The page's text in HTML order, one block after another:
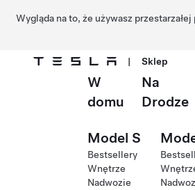
Wygląda na to, że używasz
Przejdź do głównej zawartości
| Sklep
W
domu
Na
Drodze
Model S
Bestsellery
Wnętrze
Nadwozie